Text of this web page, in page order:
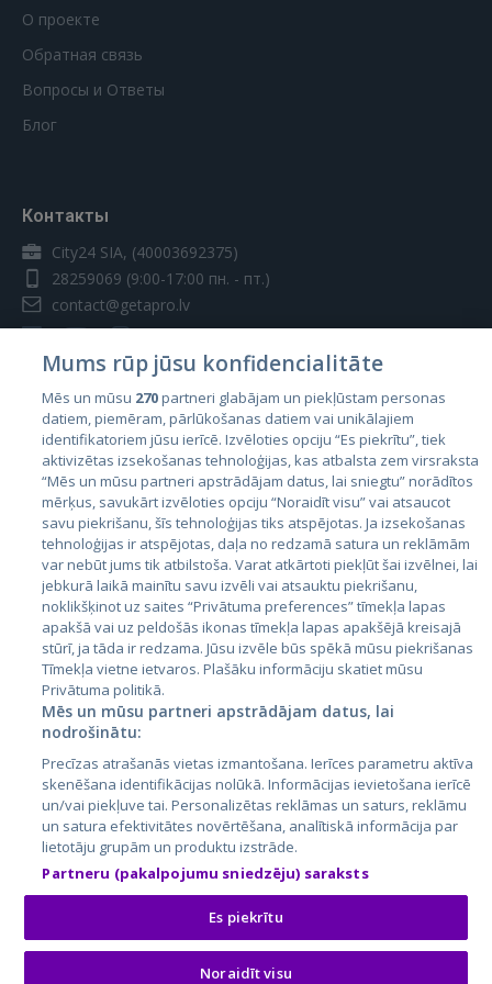
О проекте
Обратная связь
Вопросы и Ответы
Блог
Контакты
City24 SIA, (40003692375)
28259069 (9:00-17:00 пн. - пт.)
contact@getapro.lv
Страны
Эстония
Латвия
Литва
City24.lv
City24.ee
GetaPro.lv
GetaPro.ee
Skelbiu.lt
Autoplius.lt
Aruodas.lt
Kainos.lt
Paslaugos.lt
auto24.ee
KV.ee
Osta.ee
KuldneBörs.ee
Mums rūp jūsu konfidencialitāte
Mēs un mūsu 270partneri glabājam un piekļūstam personas
datiem, piemēram, pārlūkošanas datiem vai unikālajiem
identifikatoriem jūsu ierīcē. Izvēloties opciju “Es piekrītu”, tiek
aktivizētas izsekošanas tehnoloģijas, kas atbalsta zem virsraksta
“Mēs un mūsu partneri apstrādājam datus, lai sniegtu” norādītos
mērķus, savukārt izvēloties opciju “Noraidīt visu” vai atsaucot
savu piekrišanu, šīs tehnoloģijas tiks atspējotas. Ja izsekošanas
tehnoloģijas ir atspējotas, daļa no redzamā satura un reklāmām
var nebūt jums tik atbilstoša. Varat atkārtoti piekļūt šai izvēlnei, lai
jebkurā laikā mainītu savu izvēli vai atsauktu piekrišanu,
noklikšķinot uz saites “Privātuma preferences” tīmekļa lapas
apakšā vai uz peldošās ikonas tīmekļa lapas apakšējā kreisajā
stūrī, ja tāda ir redzama. Jūsu izvēle būs spēkā mūsu piekrišanas
Tīmekļa vietne ietvaros. Plašāku informāciju skatiet mūsu
Privātuma politikā.
Mēs un mūsu partneri apstrādājam datus, lai
nodrošinātu:
Precīzas atrašanās vietas izmantošana. Ierīces parametru aktīva
skenēšana identifikācijas nolūkā. Informācijas ievietošana ierīcē
un/vai piekļuve tai. Personalizētas reklāmas un saturs, reklāmu
un satura efektivitātes novērtēšana, analītiskā informācija par
lietotāju grupām un produktu izstrāde.
Partneru (pakalpojumu sniedzēju) saraksts
Es piekrītu
Noraidīt visu